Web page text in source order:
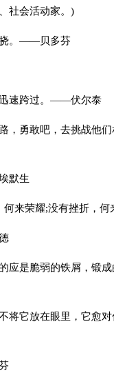
社会活动家。)
。——贝多芬
速跨过。——伏尔泰
勇敢吧，去挑战他们
默生
来荣耀;没有挫折，
是脆弱的铁屑，锻成
将它放在眼里，它愈